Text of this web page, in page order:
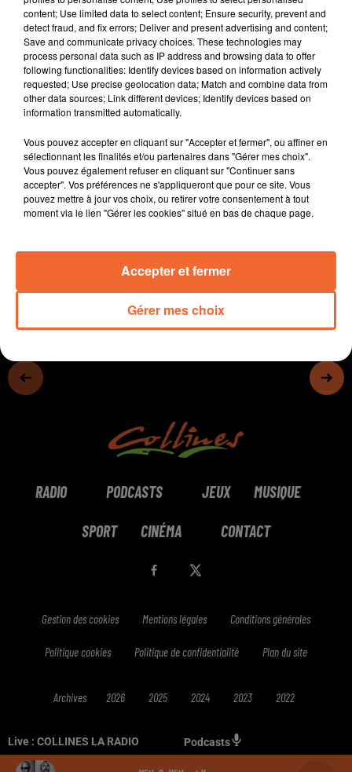
Live : COLLINES LA RADIO Podcasts
Présenté par Fabien Gazeau
- Le département a voté la hausse d'une taxe qui va
augmenter le prix d'achat des maisons.
- La précarité gagne du terrain, illustration avec le CSC
de Cerizay
- De Vinci : Les apprentis métallurgistes ont découvert
des pratiques artistiques (photo)
- Le 10e marché aux plantes et décorations de jardins
de Thouars c’est ce samedi
- Le Golf de Bressuire propose des initiations
gratuites...
0:00 13 min 11 sec
RADIO PODCASTS JEUX MUSIQUE
SPORT CINÉMA CONTACT
Gestion des cookies Mentions légales Conditions générales
Politique cookies Politique de confidentialité Plan du site
Archives 2026 2025 2024 2023 2022
content; Use limited data to select content; Ensure security, prevent and
detect fraud, and fix errors; Deliver and present advertising and content;
Save and communicate privacy choices. These technologies may
process personal data such as IP address and browsing data to offer
following functionalities: Identify devices based on information actively
requested; Use precise geolocation data; Match and combine data from
other data sources; Link different devices; Identify devices based on
information transmitted automatically.
Vous pouvez accepter en cliquant sur "Accepter et fermer", ou affiner en
sélectionnant les finalités et/ou partenaires dans "Gérer mes choix".
Vous pouvez également refuser en cliquant sur "Continuer sans
accepter". Vos préférences ne s'appliqueront que pour ce site. Vous
pouvez mettre à jour vos choix, ou retirer votre consentement à tout
moment via le lien "Gérer les cookies" situé en bas de chaque page.
Gérer mes choix
Accepter et fermer